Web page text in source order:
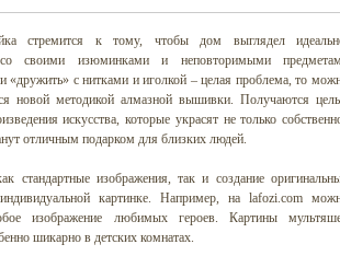
стремится к тому, чтобы дом выглядел
своими изюминками и неповторимыми
«дружить» с нитками и иголкой – целая проблема, то
новой методикой алмазной вышивки. Получаются
искусства, которые украсят не только
отличным подарком для близких людей.
стандартные изображения, так и создание
картинке. Например, на lafozi.com
изображение любимых героев. Картины
шикарно в детских комнатах.